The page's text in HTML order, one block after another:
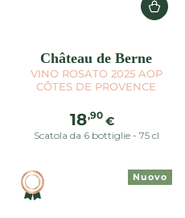
Château de Berne
VINO ROSATO 2025 AOP
CÔTES DE PROVENCE
Prezzo
regolare
18,90 €
Scatola da 6 bottiglie - 75 cl
Nuovo